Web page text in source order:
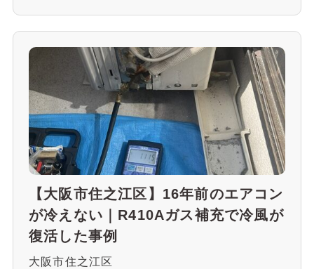
【大阪市住之江区】16年前のエアコン
が冷えない｜R410Aガス補充で冷風が
復活した事例
大阪市住之江区